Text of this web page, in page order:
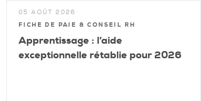
05 AOÛT 2026
FICHE DE PAIE & CONSEIL RH
Apprentissage : l’aide
exceptionnelle rétablie pour 2026